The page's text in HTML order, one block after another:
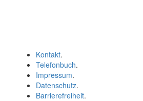
Kontakt.
Telefonbuch.
Impressum.
Datenschutz.
Barrierefreiheit.